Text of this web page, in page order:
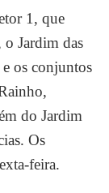
1, que
o Jardim das
e os conjuntos
do Jardim
Os
feira.